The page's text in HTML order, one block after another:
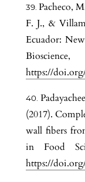
Pacheco,
F. J., &
Ecuador:
https://
(2017).
wall fibers
in Food
https://doi.org/